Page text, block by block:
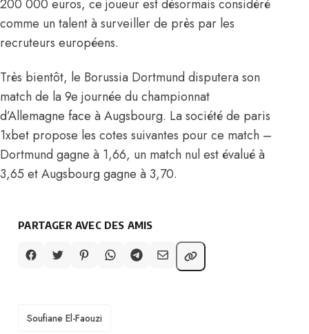
200 000 euros, ce joueur est désormais considéré
comme un talent à surveiller de près par les
recruteurs européens.
Très bientôt, le Borussia Dortmund disputera son
match de la 9e journée du championnat
d’Allemagne face à Augsbourg. La société de paris
1xbet propose les cotes suivantes pour ce match –
Dortmund gagne à 1,66, un match nul est évalué à
3,65 et Augsbourg gagne à 3,70.
PARTAGER AVEC DES AMIS
TAGS
Soufiane El-Faouzi